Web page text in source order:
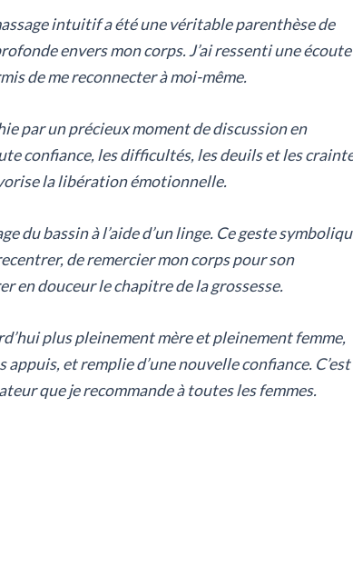
intuitif a été une véritable parenthèse de
envers mon corps. J’ai ressenti une
de me reconnecter à moi-même.
par un précieux moment de discussion en
confiance, les difficultés, les deuils et les
la libération émotionnelle.
du bassin à l’aide d’un linge. Ce geste
de remercier mon corps pour son
en douceur le chapitre de la grossesse.
plus pleinement mère et pleinement femme,
appuis, et remplie d’une nouvelle confiance. C’est
que je recommande à toutes les femmes.